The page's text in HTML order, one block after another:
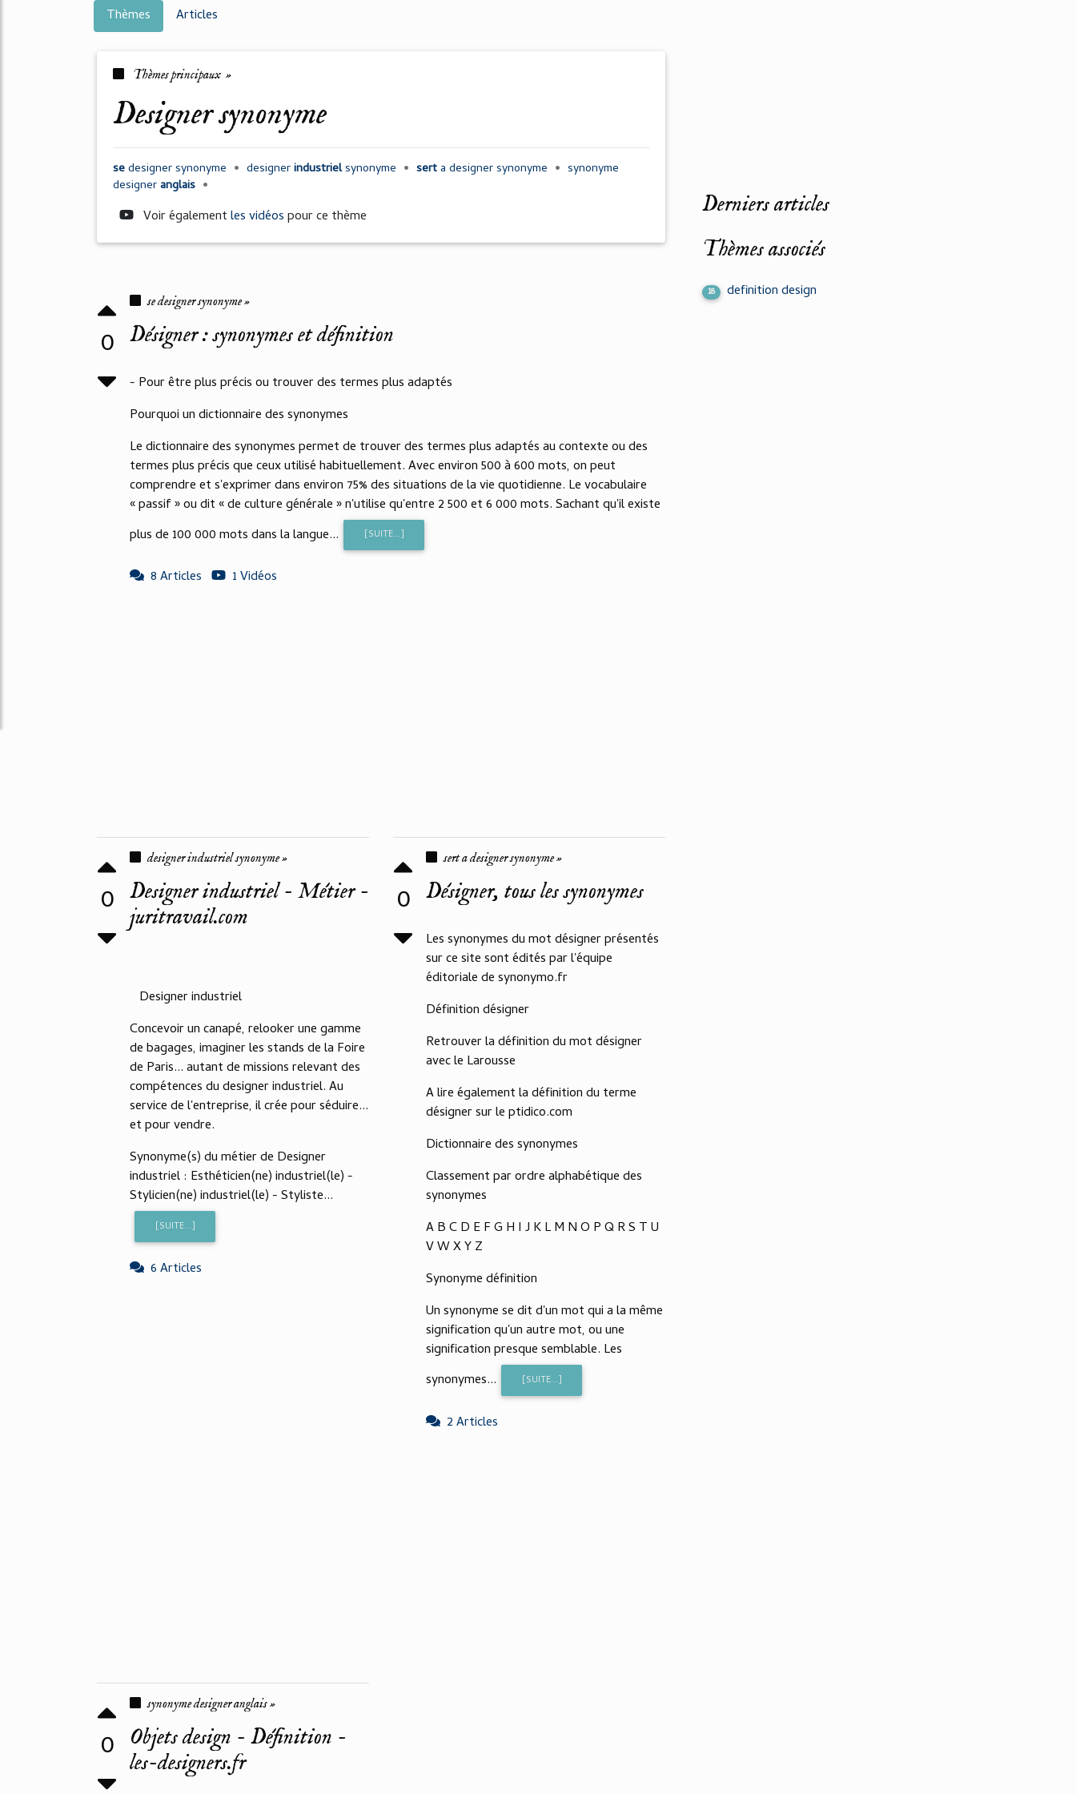
Thèmes Articles
Thèmes principaux »
designer synonyme
sedesigner synonyme • designerindustrielsynonyme • serta designer synonyme • synonyme
designeranglais •
Voir égalementles vidéospour ce thème
0
se designer synonyme »
Désigner : synonymes et définition
- Pour être plus précis ou trouver des termes plus adaptés
Pourquoi un dictionnaire des synonymes
Le dictionnaire des synonymes permet de trouver des termes plus adaptés au contexte ou des
termes plus précis que ceux utilisé habituellement. Avec environ 500 à 600 mots, on peut
comprendre et s'exprimer dans environ 75% des situations de la vie quotidienne. Le vocabulaire
« passif » ou dit « de culture générale » n'utilise qu'entre 2 500 et 6 000 mots. Sachant qu'il existe
plus de 100 000 mots dans la langue...
[SUITE...]
8 Articles 1 Vidéos
0
designer industriel synonyme »
Designer industriel - Métier -
juritravail.com
Designer industriel
Concevoir un canapé, relooker une gamme
de bagages, imaginer les stands de la Foire
de Paris... autant de missions relevant des
compétences du designer industriel. Au
service de l'entreprise, il crée pour séduire...
et pour vendre.
Synonyme(s) du métier de Designer
industriel : Esthéticien(ne) industriel(le) -
Stylicien(ne) industriel(le) - Styliste...
[SUITE...]
6 Articles
0
sert a designer synonyme »
Désigner, tous les synonymes
Les synonymes du mot désigner présentés
sur ce site sont édités par l'équipe
éditoriale de synonymo.fr
Définition désigner
Retrouver la définition du mot désigner
avec le Larousse
A lire également la définition du terme
désigner sur le ptidico.com
Dictionnaire des synonymes
Classement par ordre alphabétique des
synonymes
A B C D E F G H I J K L M N O P Q R S T U
V W X Y Z
Synonyme définition
Un synonyme se dit d'un mot qui a la même
signification qu'un autre mot, ou une
signification presque semblable. Les
synonymes...
[SUITE...]
2 Articles
0
synonyme designer anglais »
Objets design - Définition -
les-designers.fr
Derniers articles
Thèmes associés
18 definition design